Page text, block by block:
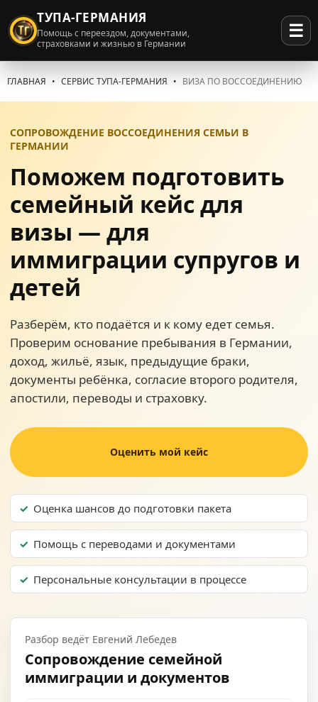
ТУПА-ГЕРМАНИЯ
Помощь с переездом, документами,
страховками и жизнью в Германии
☰
ГЛАВНАЯ СЕРВИС ТУПА-ГЕРМАНИЯ ВИЗА ПО ВОССОЕДИНЕНИЮ
СОПРОВОЖДЕНИЕ ВОССОЕДИНЕНИЯ СЕМЬИ В
ГЕРМАНИИ
Поможем подготовить
семейный кейс для
визы — для
иммиграции супругов и
детей
Разберём, кто подаётся и к кому едет семья.
Проверим основание пребывания в Германии,
доход, жильё, язык, предыдущие браки,
документы ребёнка, согласие второго родителя,
апостили, переводы и страховку.
Оценить мой кейс
Оценка шансов до подготовки пакета
Помощь с переводами и документами
Персональные консультации в процессе
Разбор ведёт Евгений Лебедев
Сопровождение семейной
иммиграции и документов